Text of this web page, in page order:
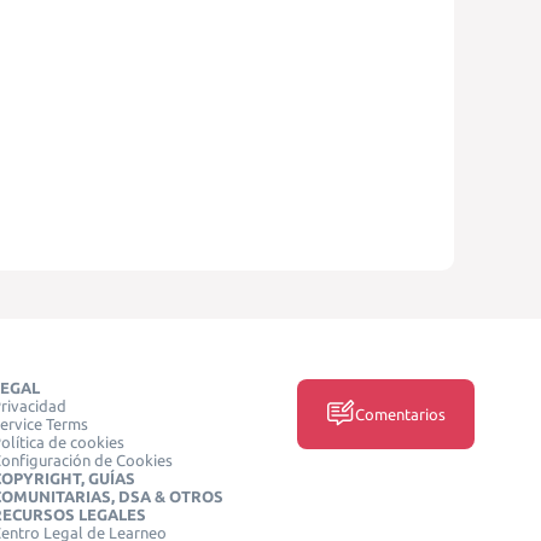
Terms
de cookies
de Cookies
GUÍAS
DSA & OTROS
LEGALES
Legal de Learneo
Comentarios